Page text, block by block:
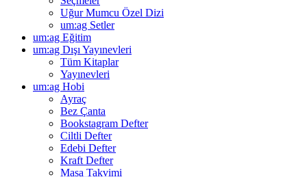
Uğur Mumcu Özel Dizi
um:ag Setler
um:ag Eğitim
um:ag Dışı Yayınevleri
Tüm Kitaplar
Yayınevleri
um:ag Hobi
Ayraç
Bez Çanta
Bookstagram Defter
Ciltli Defter
Edebi Defter
Kraft Defter
Masa Takvimi